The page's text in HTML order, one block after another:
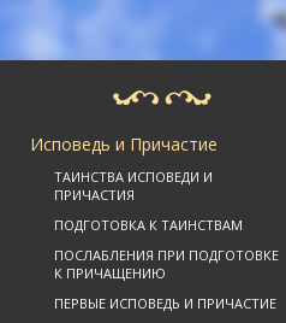
Исповедь и Причастие
ТАИНСТВА ИСПОВЕДИ И
ПРИЧАСТИЯ
ПОДГОТОВКА К ТАИНСТВАМ
ПОСЛАБЛЕНИЯ ПРИ ПОДГОТОВКЕ
К ПРИЧАЩЕНИЮ
ПЕРВЫЕ ИСПОВЕДЬ И ПРИЧАСТИЕ